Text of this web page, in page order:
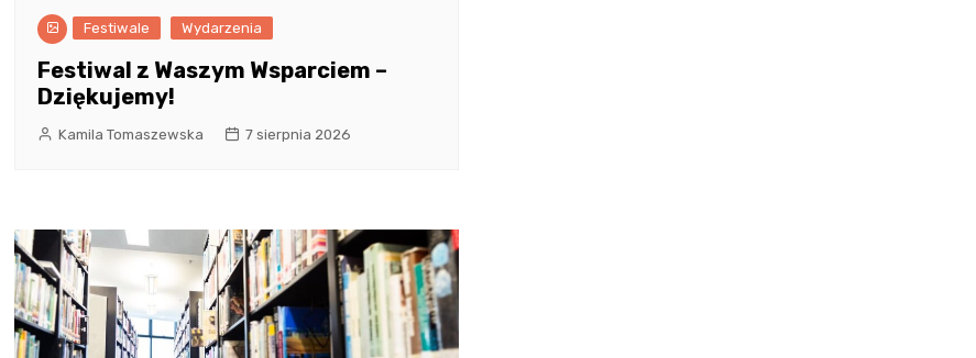
Festiwale Wydarzenia
Festiwal z Waszym Wsparciem –
Dziękujemy!
Kamila Tomaszewska 7 sierpnia 2026